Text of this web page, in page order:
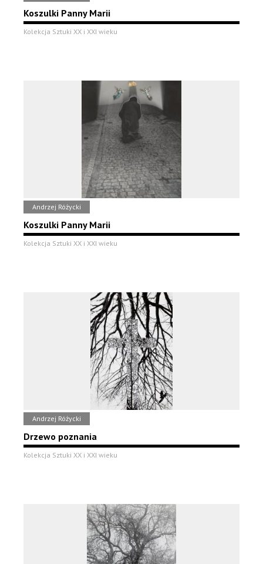
Koszulki Panny Marii
Kolekcja Sztuki XX i XXI wieku
Andrzej Różycki
Koszulki Panny Marii
Kolekcja Sztuki XX i XXI wieku
Andrzej Różycki
Drzewo poznania
Kolekcja Sztuki XX i XXI wieku